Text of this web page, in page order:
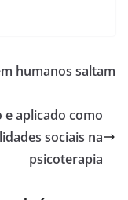
humanos saltam
e aplicado como
sociais na
psicoterapia